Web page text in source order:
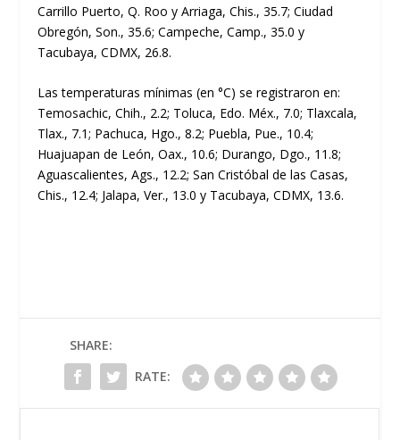
Carrillo Puerto, Q. Roo y Arriaga, Chis., 35.7; Ciudad
Obregón, Son., 35.6; Campeche, Camp., 35.0 y
Tacubaya, CDMX, 26.8.
Las temperaturas mínimas (en °C) se registraron en:
Temosachic, Chih., 2.2; Toluca, Edo. Méx., 7.0; Tlaxcala,
Tlax., 7.1; Pachuca, Hgo., 8.2; Puebla, Pue., 10.4;
Huajuapan de León, Oax., 10.6; Durango, Dgo., 11.8;
Aguascalientes, Ags., 12.2; San Cristóbal de las Casas,
Chis., 12.4; Jalapa, Ver., 13.0 y Tacubaya, CDMX, 13.6.
SHARE:
RATE: